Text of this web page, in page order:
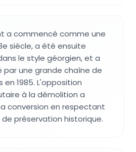
a commencé comme une
siècle, a été ensuite
le style géorgien, et a
une grande chaîne de
1985. L'opposition
à la démolition a
conversion en respectant
préservation historique.